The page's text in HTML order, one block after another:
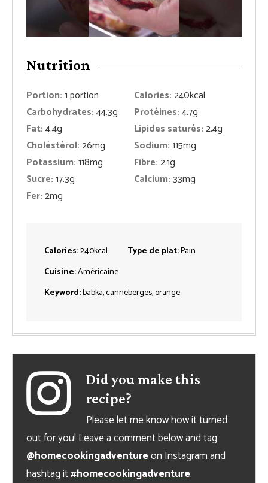
Nutrition
Portion:1portion Calories:240kcal
Carbohydrates:44.3g Protéines:4.7g
Fat:4.4g Lipides saturés:2.4g
Choléstérol:26mg Sodium:115mg
Potassium:118mg Fibre:2.1g
Sucre:17.3g Calcium:33mg
Fer:2mg
Calories:240kcal Type de plat:Pain
Cuisine:Américaine
Keyword:babka, canneberges, orange
Did you make this
recipe?
Please let me know how it turned
out for you! Leave a comment below and tag
@homecookingadventureon Instagram and
hashtag it#homecookingadventure.